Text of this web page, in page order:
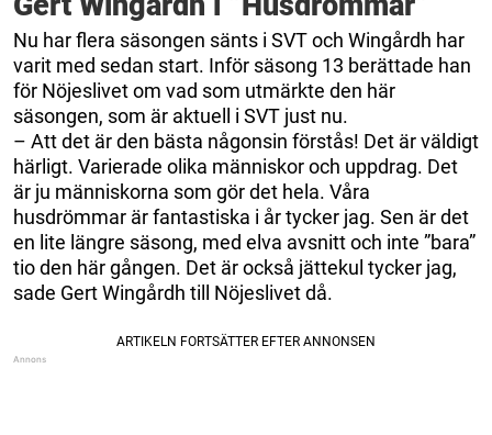
Nu har flera säsongen sänts i SVT och Wingårdh har
varit med sedan start. Inför säsong 13 berättade han
för Nöjeslivet om vad som utmärkte den här
säsongen, som är aktuell i SVT just nu.
– Att det är den bästa någonsin förstås! Det är väldigt
härligt. Varierade olika människor och uppdrag. Det
är ju människorna som gör det hela. Våra
husdrömmar är fantastiska i år tycker jag. Sen är det
en lite längre säsong, med elva avsnitt och inte ”bara”
tio den här gången. Det är också jättekul tycker jag,
sade Gert Wingårdh till Nöjeslivet då.